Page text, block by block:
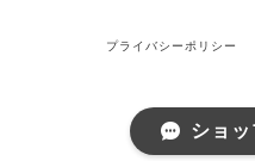
プライバシーポリシー
©FLOAT by
ショ